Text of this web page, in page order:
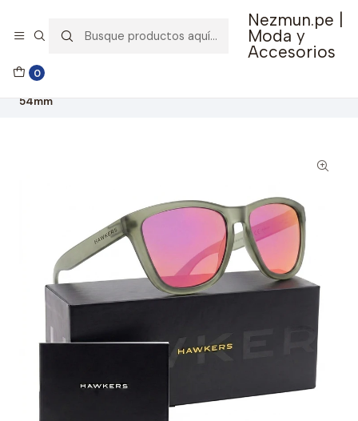
Nezmun.pe |
Moda y
Accesorios
0
🚚 Envío GRATIS por compras mayores a S/ 150
54mm